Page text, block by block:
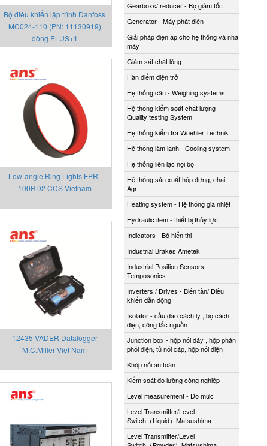
Bộ điều khiển lập trình Danfoss
MC024-110 (PN: 11130919)
dòng PLUS+1
Low-angle Ring Lights FPR-
100RD2 CCS Vietnam
12435 VADER Datalogger
M.C.Miller Việt Nam
Gearboxs/ reducer - Bộ giảm tốc
Generator - Máy phát điện
Giải pháp điện áp cho hệ thống và nhà
máy
Giám sát chất lỏng
Hàn điểm điện trở
Hệ thống cân - Weighing systems
Hệ thống kiểm soát chất lượng -
Quality testing System
Hệ thống kiểm tra Woehler Technik
Hệ thống làm lạnh - Cooling system
Hệ thống liên lạc nội bộ
Hệ thống sản xuất hộp đựng, chai -
Agr
Heating system - Hệ thống gia nhiệt
Hydraulic item - thiết bị thủy lực
Indicators - Bộ hiển thị
Industrial Brakes Ametek
Industrial Position Sensors
Temposonics
Inverters / Drives - Biến tần/ Điều
khiển dẫn động
Isolator - cầu dao cách ly , bộ cách
điện, công tắc nguồn
Junction box - hộp nối dây , hộp phân
phối điện, tủ nối cáp, hộp nối điện
Khớp nối an toàn
Kiểm soát đo lường công nghiệp
Level measurement - Đo mức
Level Transmitter/Level
Switch（Liquid）Matsushima
Level Transmitter/Level